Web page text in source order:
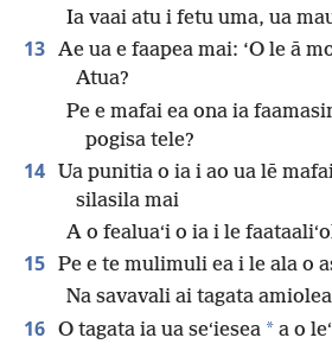
Ia vaai atu i fetu uma, ua
13 Ae ua e faapea mai: ‘O le ā
Atua?
Pe e mafai ea ona ia
pogisa tele?
14 Ua punitia o ia i ao ua lē
silasila mai
A o fealuaʻi o ia i le
15 Pe e te mulimuli ea i le ala o
Na savavali ai tagata
16 O tagata ia ua seʻiesea * a o